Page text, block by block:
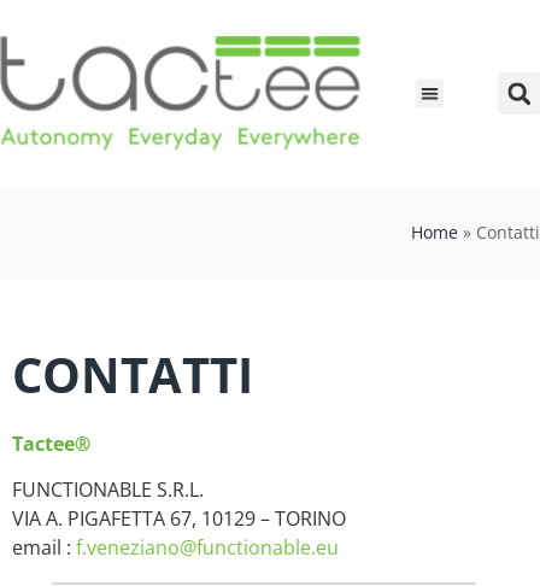
Home » Contatti
CONTATTI
Tactee®
FUNCTIONABLE S.R.L.
VIA A. PIGAFETTA 67, 10129 – TORINO
email : f.veneziano@functionable.eu